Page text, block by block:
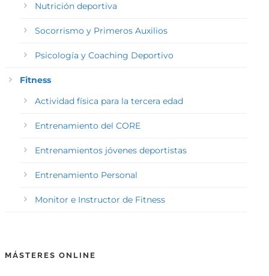
Nutrición deportiva
Socorrismo y Primeros Auxilios
Psicología y Coaching Deportivo
Fitness
Actividad física para la tercera edad
Entrenamiento del CORE
Entrenamientos jóvenes deportistas
Entrenamiento Personal
Monitor e Instructor de Fitness
MÁSTERES ONLINE